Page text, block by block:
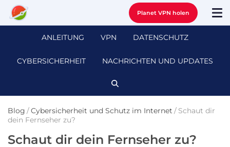
Planet VPN holen
ANLEITUNG VPN DATENSCHUTZ
CYBERSICHERHEIT NACHRICHTEN UND UPDATES
Blog /Cybersicherheit und Schutz im Internet / Schaut dir
dein Fernseher zu?
Schaut dir dein Fernseher zu?